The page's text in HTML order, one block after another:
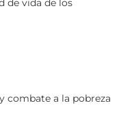
de vida de los
combate a la pobreza